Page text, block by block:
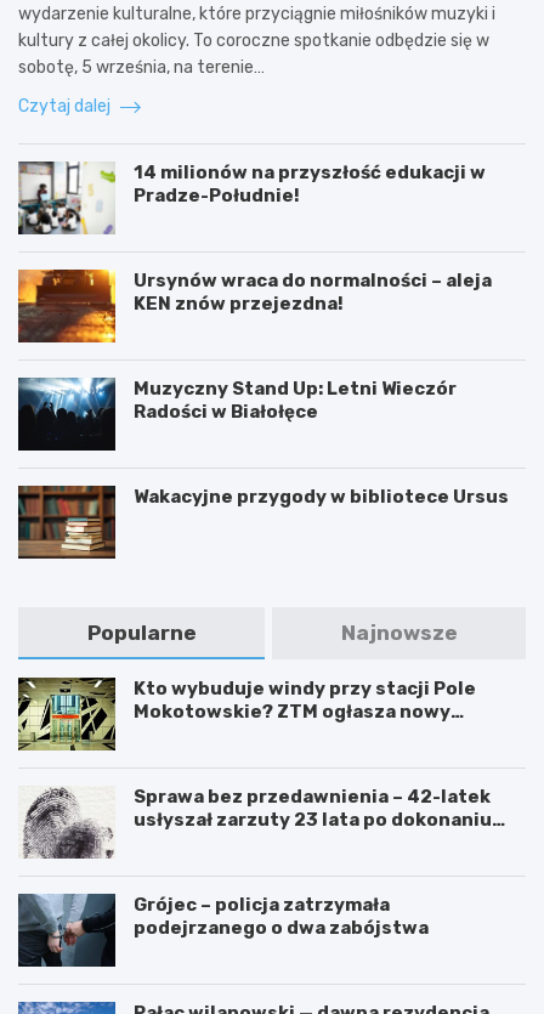
wydarzenie kulturalne, które przyciągnie miłośników muzyki i
kultury z całej okolicy. To coroczne spotkanie odbędzie się w
sobotę, 5 września, na terenie…
Czytaj dalej
14 milionów na przyszłość edukacji w
Pradze-Południe!
Ursynów wraca do normalności – aleja
KEN znów przejezdna!
Muzyczny Stand Up: Letni Wieczór
Radości w Białołęce
Wakacyjne przygody w bibliotece Ursus
Popularne Najnowsze
Kto wybuduje windy przy stacji Pole
Mokotowskie? ZTM ogłasza nowy
Sprawa bez przedawnienia – 42-latek
usłyszał zarzuty 23 lata po dokonaniu
Grójec – policja zatrzymała
podejrzanego o dwa zabójstwa